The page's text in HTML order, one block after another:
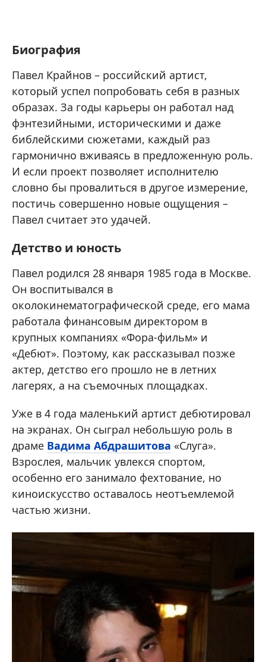
Биография
Павел Крайнов – российский артист,
который успел попробовать себя в разных
образах. За годы карьеры он работал над
фэнтезийными, историческими и даже
библейскими сюжетами, каждый раз
гармонично вживаясь в предложенную роль.
И если проект позволяет исполнителю
словно бы провалиться в другое измерение,
постичь совершенно новые ощущения –
Павел считает это удачей.
Детство и юность
Павел родился 28 января 1985 года в Москве.
Он воспитывался в
околокинематографической среде, его мама
работала финансовым директором в
крупных компаниях «Фора-фильм» и
«Дебют». Поэтому, как рассказывал позже
актер, детство его прошло не в летних
лагерях, а на съемочных площадках.
Уже в 4 года маленький артист дебютировал
на экранах. Он сыграл небольшую роль в
драме Вадима Абдрашитова «Слуга».
Взрослея, мальчик увлекся спортом,
особенно его занимало фехтование, но
киноискусство оставалось неотъемлемой
частью жизни.